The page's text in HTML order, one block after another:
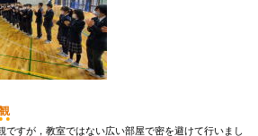
すが，教室ではない広い部屋で密を避けて行いまし